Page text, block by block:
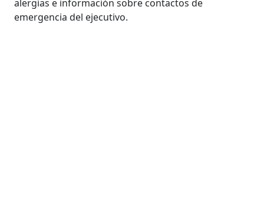
alergias e información sobre contactos de
emergencia del ejecutivo.